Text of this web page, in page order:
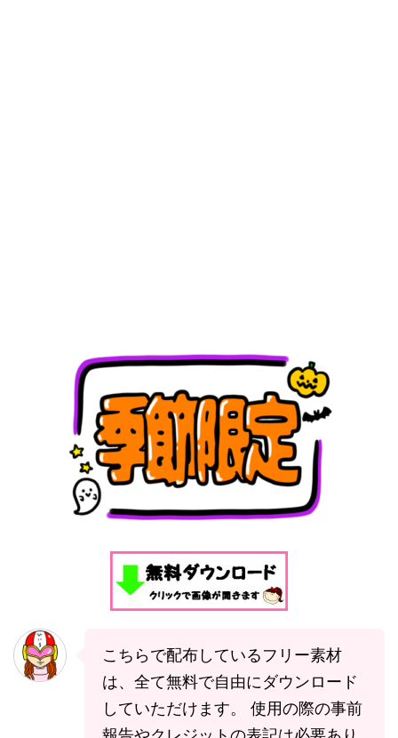
こちらで配布しているフリー素材
は、全て無料で自由にダウンロード
していただけます。 使用の際の事前